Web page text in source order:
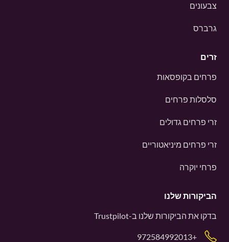
צבעונים
גרברס
זרים
פרחים בקופסאות
סלסלות פרחים
זרי פרחים גדולים
זרי פרחים מיניאטוריים
פרחי יוקרה
הביקורות שלנו
בדקו את הביקורות שלנו ב-Trustpilot
+972584992013